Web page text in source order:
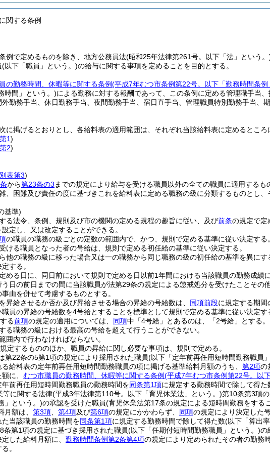
関する条例
例で定めるものを除き、地方公務員法(昭和25年法律第261号。以下「法」という。
(以下「職員」という。)の給与に関する事項を定めることを目的とする。
の勤務時間、休暇等に関する条例(平成7年むつ市条例第22号。以下「勤務時間条例
時間」という。)による勤務に対する報酬であって、この条例に定める管理職手当
勤務手当、休日勤務手当、夜間勤務手当、宿日直手当、管理職員特別勤務手当、
に掲げるとおりとし、各給料表の適用範囲は、それぞれ当該給料表に定めるところ
1)
2)
別表第3)
から第23条の3 までの規定により給与を受ける職員以外の全ての職員に適用するも
、困難及び責任の度に基づきこれを給料表に定める職務の級に分類するものとし、
基準)
る法令、条例、規則及び市の機関の定める規程の趣旨に従い、及び前条の規定で定
定し、又は改定することができる。
の職員の職務の級ごとの定数の範囲内で、かつ、規則で定める基準に従い決定する。
ける職員となった者の号給は、規則で定める初任給の基準に従い決定する。
他の職務の級に移った場合又は一の職務から同じ職務の級の初任給の基準を異に
する。
める日に、同日前において規則で定める日以前1年間における当該職員の勤務成績
日の前日までの間に当該職員が法第29条の規定による懲戒処分を受けたことその
由を併せて考慮するものとする。
昇給させるか否か及び昇給させる場合の昇給の号給数は、 同項前段に規定する期間
員の昇給の号給数を4号給とすることを標準として規則で定める基準に従い決定す
る前項の規定の適用については、 同項中「4号給」とあるのは、「2号給」とする。
る職務の級における最高の号給を超えて行うことができない。
囲内で行わなければならない。
定するもののほか、職員の昇給に関し必要な事項は、規則で定める。
第22条の5第1項の規定により採用された職員(以下「定年前再任用短時間勤務職員
給料表の定年前再任用短時間勤務職員の項に掲げる基準給料月額のうち、 第2項の
に、 むつ市職員の勤務時間、休暇等に関する条例(平成7年むつ市条例第22号。以
前再任用短時間勤務職員の勤務時間を同条第1項に規定する勤務時間で除して得た
等に関する法律(平成3年法律第110号。以下「育児休業法」という。)第10条第3項
」という。)の承認を受けた職員(育児休業法第17条の規定による短時間勤務をする
月額は、 第3項 第4項及び第6項の規定にかかわらず、 同項の規定により決定した
当該職員の勤務時間を同条第1項に規定する勤務時間で除して得た数(以下「算出
条第1項の規定に基づき採用された職員(以下「任期付短時間勤務職員」という。)の
した給料月額に、 勤務時間条例第2条第4項の規定により定められたその者の勤務
。